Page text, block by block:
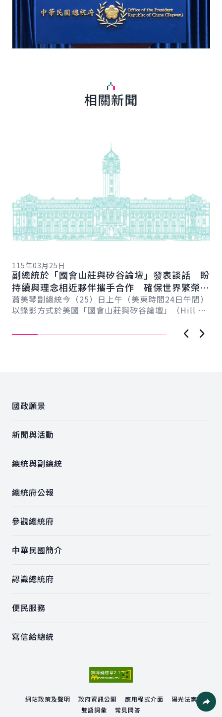
相關新聞
115年03月25日
副總統於「國會山莊與矽谷論壇」發表談話 盼
持續與理念相近夥伴攜手合作 確保世界繁榮與
自由
蕭美琴副總統今（25）日上午（美東時間24日午間）
以錄影方式於美國「國會山莊與矽谷論壇」（Hill &
國政願景
新聞與活動
總統與副總統
總統府公報
參觀總統府
中華民國簡介
認識總統府
便民服務
寫信給總統
網站政策及聲明 政府資訊公開 應用程式介面
陽光法案
雙語詞彙
常見問答